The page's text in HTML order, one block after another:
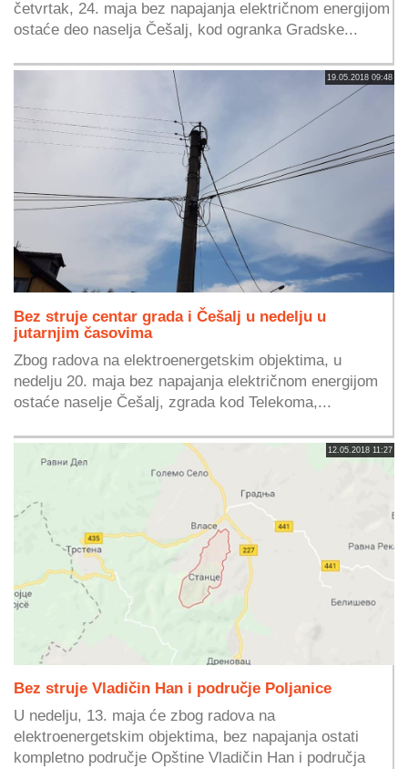
četvrtak, 24. maja bez napajanja električnom energijom
ostaće deo naselja Češalj, kod ogranka Gradske...
19.05.2018 09:48
Bez struje centar grada i Češalj u nedelju u
jutarnjim časovima
Zbog radova na elektroenergetskim objektima, u
nedelju 20. maja bez napajanja električnom energijom
ostaće naselje Češalj, zgrada kod Telekoma,...
12.05.2018 11:27
Bez struje Vladičin Han i područje Poljanice
U nedelju, 13. maja će zbog radova na
elektroenergetskim objektima, bez napajanja ostati
kompletno područje Opštine Vladičin Han i područja